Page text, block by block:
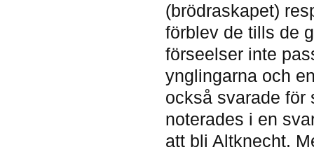
(brödraskapet)
förblev de tills de
förseelser inte
ynglingarna och
också svarade för
noterades i en
att bli Altknecht.